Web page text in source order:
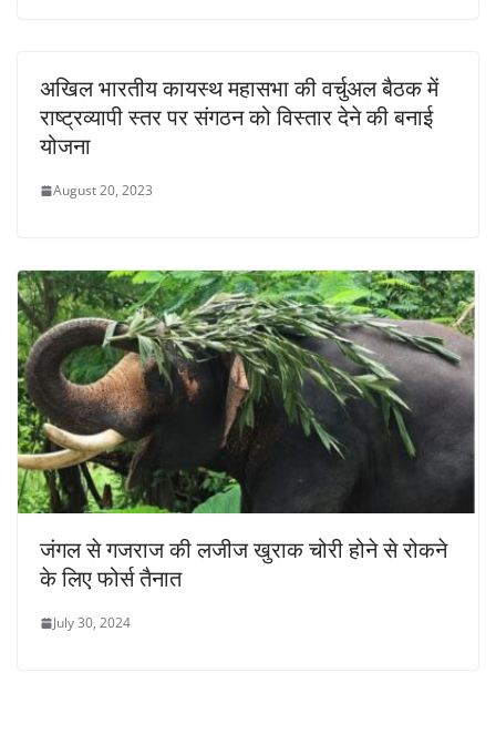
अखिल भारतीय कायस्थ महासभा की वर्चुअल बैठक में
राष्ट्रव्यापी स्तर पर संगठन को विस्तार देने की बनाई
योजना
August 20, 2023
जंगल से गजराज की लजीज खुराक चोरी होने से रोकने
के लिए फोर्स तैनात
July 30, 2024